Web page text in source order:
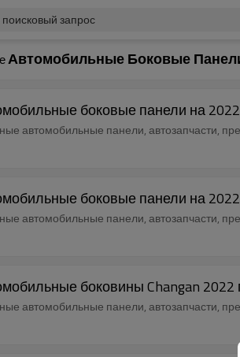
запрос
Автомобильные Боковые
боковые панели на 2022
автомобильные панели, автозапчасти,
боковые панели на 2022
автомобильные панели, автозапчасти,
боковины Changan 2022
автомобильные панели, автозапчасти,